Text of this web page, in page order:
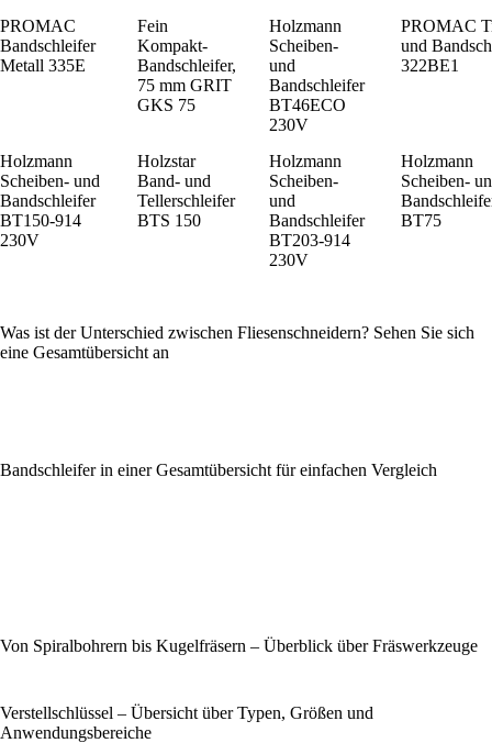
PROMAC
Bandschleifer
Metall 335E
Fein
Kompakt-
Bandschleifer,
75 mm GRIT
GKS 75
Holzmann
Scheiben-
und
Bandschleifer
BT46ECO
230V
PROMAC
und
322BE1
Holzmann
Scheiben- und
Bandschleifer
BT150-914
230V
Holzstar
Band- und
Tellerschleifer
BTS 150
Holzmann
Scheiben-
und
Bandschleifer
BT203-914
230V
Holzmann
Scheiben-
BT75
Was ist der Unterschied zwischen Fliesenschneidern? Sehen Sie sich
eine Gesamtübersicht an
Bandschleifer in einer Gesamtübersicht für einfachen Vergleich
Von Spiralbohrern bis Kugelfräsern – Überblick über Fräswerkzeuge
Verstellschlüssel – Übersicht über Typen, Größen und
Anwendungsbereiche